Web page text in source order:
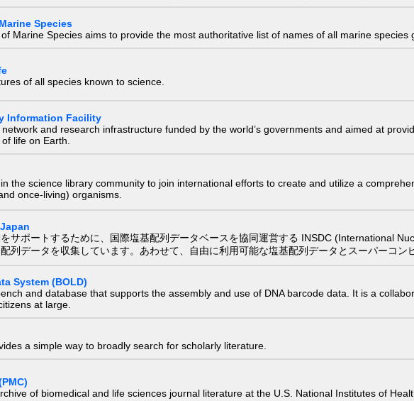
Species
Marine Species aims to provide the most authoritative list of names of all marine species
of all species known to science.
Information Facility
and research infrastructure funded by the world’s governments and aimed at
life on Earth.
the science library community to join international efforts to create and utilize a
once-living) organisms.
サポートするために、国際塩基配列データベースを協同運営する INSDC (International
列データを収集しています。あわせて、自由に利用可能な塩基配列データとスーパーコン
System (BOLD)
and database that supports the assembly and use of DNA barcode data. It is a
at large.
a simple way to broadly search for scholarly literature.
of biomedical and life sciences journal literature at the U.S. National Institutes of